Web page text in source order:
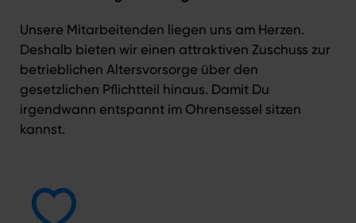
Unsere Mitarbeitenden liegen uns am Herzen.
Deshalb bieten wir einen attraktiven Zuschuss zur
betrieblichen Altersvorsorge über den
gesetzlichen Pflichtteil hinaus. Damit Du
irgendwann entspannt im Ohrensessel sitzen
kannst.